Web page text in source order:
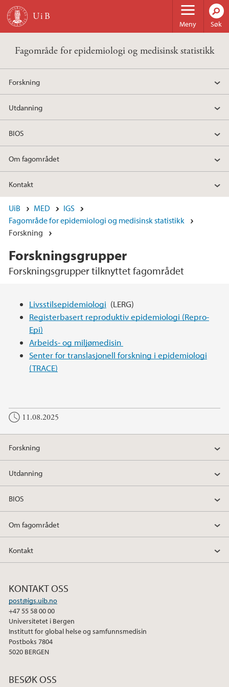
Hopp til hovedinnhold
Meny Søk
Fagområde for epidemiologi og medisinsk statistikk
Forskning
Utdanning
BIOS
Om fagområdet
Kontakt
UiB MED
IGS
Fagområde for epidemiologi og medisinsk statistikk
Forskning
Forskningsgrupper
Forskningsgrupper tilknyttet fagområdet
Hovedinnhold
Livsstilsepidemiologi (LERG)
Registerbasert reproduktiv epidemiologi (Repro-
Epi)
Arbeids- og miljømedisin
Senter for translasjonell forskning i epidemiologi
(TRACE)
11.08.2025
Forskning
Utdanning
BIOS
Om fagområdet
Kontakt
KONTAKT OSS
post@igs.uib.no
+47 55 58 00 00
Universitetet i Bergen
Institutt for global helse og samfunnsmedisin
Postboks 7804
5020 BERGEN
BESØK OSS